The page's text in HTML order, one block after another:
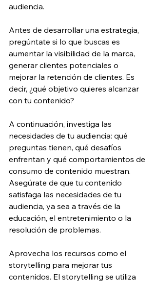
audiencia.
Antes de desarrollar una estrategia,
pregúntate si lo que buscas es
aumentar la visibilidad de la marca,
generar clientes potenciales o
mejorar la retención de clientes. Es
decir, ¿qué objetivo quieres alcanzar
con tu contenido?
A continuación, investiga las
necesidades de tu audiencia: qué
preguntas tienen, qué desafíos
enfrentan y qué comportamientos de
consumo de contenido muestran.
Asegúrate de que tu contenido
satisfaga las necesidades de tu
audiencia, ya sea a través de la
educación, el entretenimiento o la
resolución de problemas.
Aprovecha los recursos como el
storytelling para mejorar tus
contenidos. El storytelling se utiliza